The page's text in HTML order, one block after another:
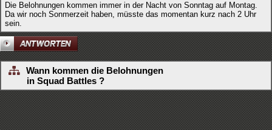
Die Belohnungen kommen immer in der Nacht von Sonntag auf Montag.
Da wir noch Sonmerzeit haben, müsste das momentan kurz nach 2 Uhr
sein.
Wann kommen die Belohnungen
in Squad Battles ?